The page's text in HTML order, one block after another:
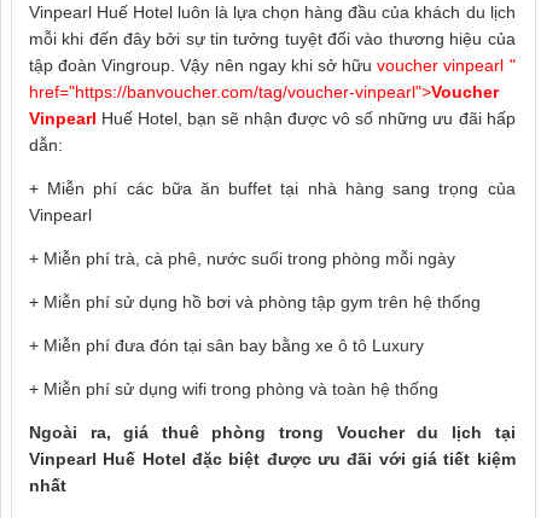
Vinpearl Huế Hotel luôn là lựa chọn hàng đầu của khách du lịch
mỗi khi đến đây bởi sự tin tưởng tuyệt đối vào thương hiệu của
tập đoàn Vingroup. Vậy nên ngay khi sở hữuvoucher vinpearl "
href="https://banvoucher.com/tag/voucher-vinpearl">Voucher
Vinpearl Huế Hotel, bạn sẽ nhận được vô số những ưu đãi hấp
dẫn:
+ Miễn phí các bữa ăn buffet tại nhà hàng sang trọng của
Vinpearl
+ Miễn phí trà, cà phê, nước suối trong phòng mỗi ngày
+ Miễn phí sử dụng hồ bơi và phòng tập gym trên hệ thống
+ Miễn phí đưa đón tại sân bay bằng xe ô tô Luxury
+ Miễn phí sử dụng wifi trong phòng và toàn hệ thống
Ngoài ra, giá thuê phòng trong Voucher du lịch tại
Vinpearl Huế Hotel đặc biệt được ưu đãi với giá tiết kiệm
nhất